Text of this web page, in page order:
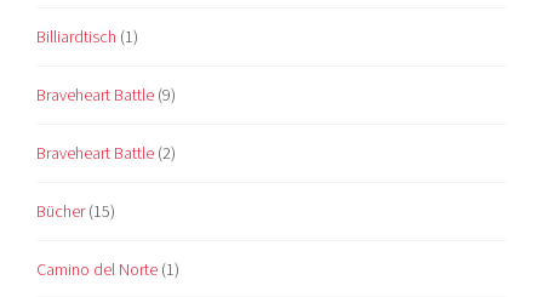
Billiardtisch (1)
Braveheart Battle (9)
Braveheart Battle (2)
Bücher(15)
Camino del Norte (1)